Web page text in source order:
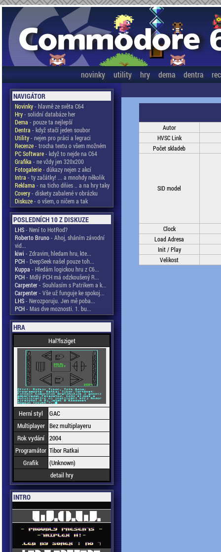
novinky utility hry dema dentra
NAVIGÁTOR
Novinky- hlavně ze světa C64
Hry- solidní databáze her
Dema - pouze ta nejlepší
Dentra - když stačí jeden soubor
Utility- nejen pro práci a legraci
Recenze- trocha textu o všem možném
PC Software- když to nejde na C64
Grafika - ne vždy jen 320x200
Fotogalerie- důkazy nejen z akcí
Intra - ty začátky! ... a mnohdy několik
Reklama - na ticho dňies .. a na hry taky
Covery- diskety zabalené v obrázku
Diskuze- o všem, o ničem a tak
POSLEDNÍCH 10 Z DISKUZE
LHS- Není to HotRod?
Roberto Bruno- Ahoj, sháním závodní
vid...
kiwi - Zdravim, hledam hru, kte...
PCH- DeepSeek našel pouze toh...
Kuppa - Hledám logickou hru z C6...
PCH- Mdlý PCH má odzkoušený R...
Carpenter- Souhlasím s Patrikem a k...
Carpenter- Vše už funguje ke spokoj...
LHS- Nerozporuju. Jen mě poba...
PCH- Mas dve moznosti. 1. bu...
HRA
Hal?lsziget
Herní styl
GAC
Multiplayer Bez multiplayeru
Rok vydání 2004
Programátor Tibor Ratkai
Grafik
(Unknown)
detail hry
INTRO
Autor
HVSC Link
Počet skladeb
SID model
Clock
Load Adresa
Init / Play
Velikost